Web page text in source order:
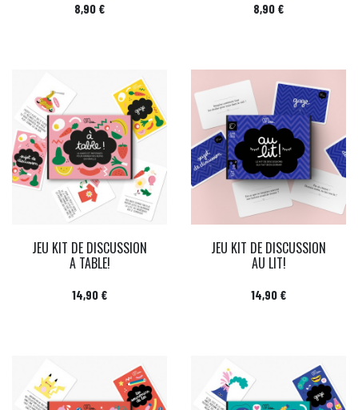
Prix
8,90 € Prix
8,90 €
JEU KIT DE DISCUSSION
A TABLE!
Prix
14,90 €
JEU KIT DE DISCUSSION
AU LIT!
Prix
14,90 €